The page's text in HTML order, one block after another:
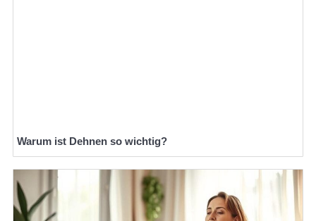
Warum ist Dehnen so wichtig?